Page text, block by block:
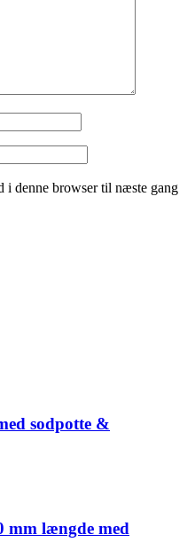
i denne browser til næste gang
sodpotte &
mm længde med